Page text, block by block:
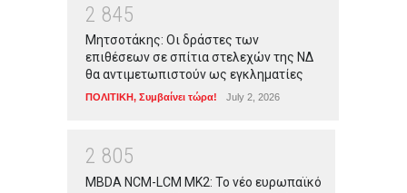
2 845
Μητσοτάκης: Οι δράστες των
επιθέσεων σε σπίτια στελεχών της ΝΔ
θα αντιμετωπιστούν ως εγκληματίες
ΠΟΛΙΤΙΚΗ, Συμβαίνει τώρα! July 2, 2026
2 805
MBDA NCM-LCM MK2: Το νέο ευρωπαϊκό